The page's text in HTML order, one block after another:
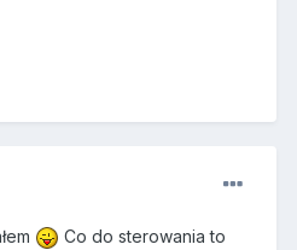
Co do sterowania to